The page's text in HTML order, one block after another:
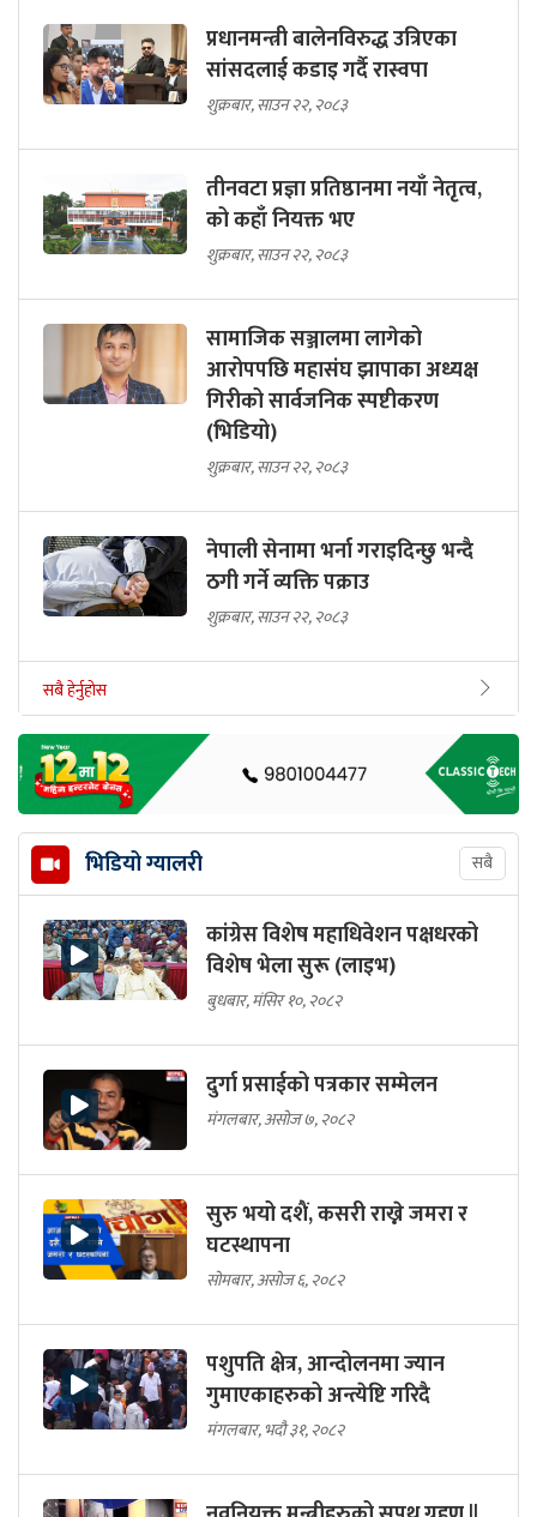
प्रधानमन्त्री बालेनविरुद्ध उत्रिएका
सांसदलाई कडाइ गर्दै रास्वपा
शुक्रबार, साउन २२, २०८३
तीनवटा प्रज्ञा प्रतिष्ठानमा नयाँ नेतृत्व,
को कहाँ नियक्त भए
शुक्रबार, साउन २२, २०८३
सामाजिक सञ्जालमा लागेको
आरोपपछि महासंघ झापाका अध्यक्ष
गिरीको सार्वजनिक स्पष्टीकरण
(भिडियो)
शुक्रबार, साउन २२, २०८३
नेपाली सेनामा भर्ना गराइदिन्छु भन्दै
ठगी गर्ने व्यक्ति पक्राउ
शुक्रबार, साउन २२, २०८३
सबै हेर्नुहोस
भिडियो ग्यालरी सबै
कांग्रेस विशेष महाधिवेशन पक्षधरको
विशेष भेला सुरू (लाइभ)
बुधबार, मंसिर १०, २०८२
दुर्गा प्रसाईको पत्रकार सम्मेलन
मंगलबार, असोज ७, २०८२
सुरु भयो दशैं, कसरी राख्ने जमरा र
घटस्थापना
सोमबार, असोज ६, २०८२
पशुपति क्षेत्र, आन्दोलनमा ज्यान
गुमाएकाहरुको अन्त्येष्टि गरिदै
मंगलबार, भदौ ३१, २०८२